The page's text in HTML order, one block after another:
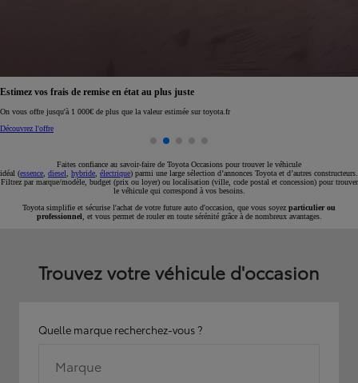
Réservez en ligne votre occasion pour 1€ seulement
Réservez en ligne
Faites confiance au savoir-faire de Toyota Occasions pour trouver le véhicule
idéal (essence diesel hybride électrique) parmi une large sélection d’annonces Toyota et d’autres constructeurs.
Filtrez par marque/modèle, budget (prix ou loyer) ou localisation (ville, code postal et concession) pour trouver
le véhicule qui correspond à vos besoins.
Toyota simplifie et sécurise l'achat de votre future auto d'occasion, que vous soyez particulier ou
professionnel , et vous permet de rouler en toute sérénité grâce à de nombreux avantages.
Trouvez votre véhicule d'occasion
Quelle marque recherchez-vous ?
Marque